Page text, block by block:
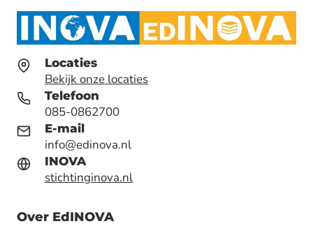
Locaties
Bekijk onze locaties
Telefoon
085-0862700
E-mail
info@edinova.nl
INOVA
stichtinginova.nl
Over EdINOVA